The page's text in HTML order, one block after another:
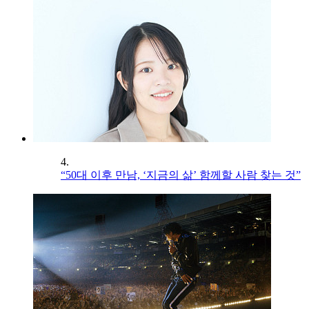
4.
“50대 이후 만남, ‘지금의 삶’ 함께할 사람 찾는 것”